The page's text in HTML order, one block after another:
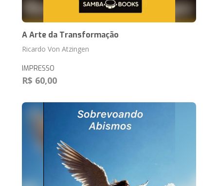
A Arte da Transformação
Ricardo Von Atzingen
IMPRESSO
R$ 60,00